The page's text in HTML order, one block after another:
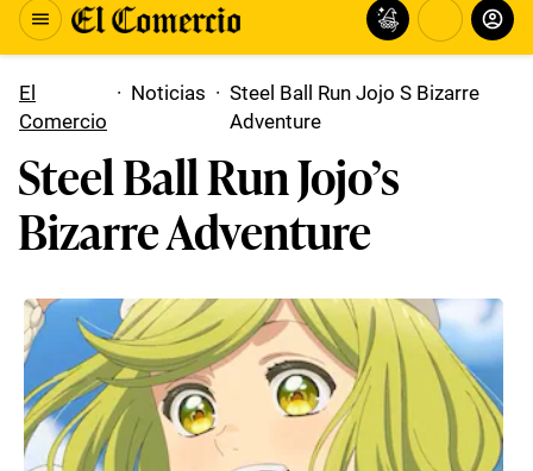
El
Comercio
· Noticias · Steel Ball Run Jojo S Bizarre
Adventure
Steel Ball Run Jojo’s
Bizarre Adventure